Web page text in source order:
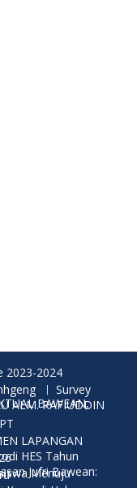
2023-2024
Survey
LAPANGAN
2026
Baru